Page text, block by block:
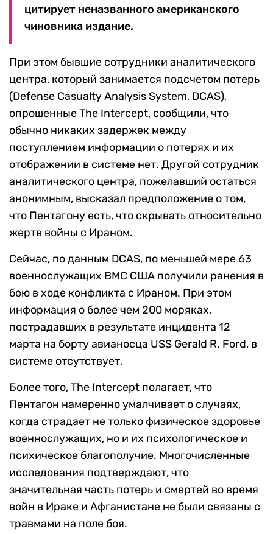
цитирует неназванного американского
чиновника издание.
При этом бывшие сотрудники аналитического
центра, который занимается подсчетом потерь
(Defense Casualty Analysis System, DCAS),
опрошенные The Intercept, сообщили, что
обычно никаких задержек между
поступлением информации о потерях и их
отображении в системе нет. Другой сотрудник
аналитического центра, пожелавший остаться
анонимным, высказал предположение о том,
что Пентагону есть, что скрывать относительно
жертв войны с Ираном.
Сейчас, по данным DCAS, по меньшей мере 63
военнослужащих ВМС США получили ранения в
бою в ходе конфликта с Ираном. При этом
информация о более чем 200 моряках,
пострадавших в результате инцидента 12
марта на борту авианосца USS Gerald R. Ford, в
системе отсутствует.
Более того, The Intercept полагает, что
Пентагон намеренно умалчивает о случаях,
когда страдает не только физическое здоровье
военнослужащих, но и их психологическое и
психическое благополучие. Многочисленные
исследования подтверждают, что
значительная часть потерь и смертей во время
войн в Ираке и Афганистане не были связаны с
травмами на поле боя.